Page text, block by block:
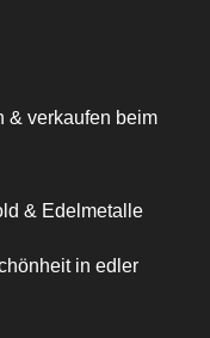
& verkaufen beim
& Edelmetalle
in edler